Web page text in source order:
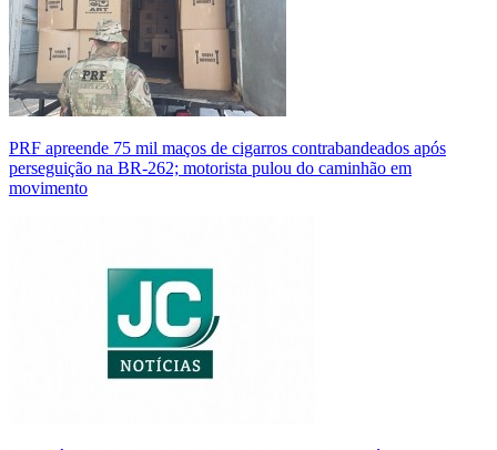
PRF apreende 75 mil maços de cigarros contrabandeados após
perseguição na BR-262; motorista pulou do caminhão em
movimento